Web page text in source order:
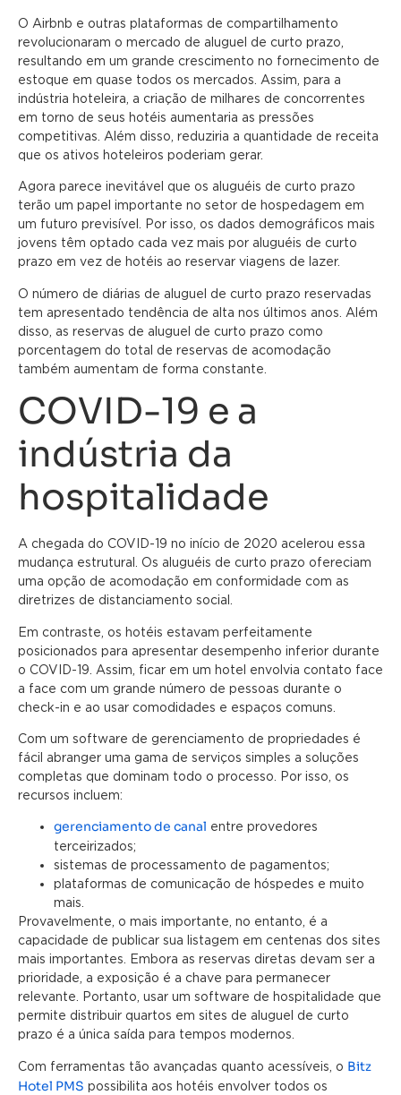
O Airbnb e outras plataformas de compartilhamento
revolucionaram o mercado de aluguel de curto prazo,
resultando em um grande crescimento no fornecimento de
estoque em quase todos os mercados. Assim, para a
indústria hoteleira, a criação de milhares de concorrentes
em torno de seus hotéis aumentaria as pressões
competitivas. Além disso, reduziria a quantidade de receita
que os ativos hoteleiros poderiam gerar.
Agora parece inevitável que os aluguéis de curto prazo
terão um papel importante no setor de hospedagem em
um futuro previsível. Por isso, os dados demográficos mais
jovens têm optado cada vez mais por aluguéis de curto
prazo em vez de hotéis ao reservar viagens de lazer.
O número de diárias de aluguel de curto prazo reservadas
tem apresentado tendência de alta nos últimos anos. Além
disso, as reservas de aluguel de curto prazo como
porcentagem do total de reservas de acomodação
também aumentam de forma constante.
COVID-19 e a
indústria da
hospitalidade
A chegada do COVID-19 no início de 2020 acelerou essa
mudança estrutural. Os aluguéis de curto prazo ofereciam
uma opção de acomodação em conformidade com as
diretrizes de distanciamento social.
Em contraste, os hotéis estavam perfeitamente
posicionados para apresentar desempenho inferior durante
o COVID-19. Assim, ficar em um hotel envolvia contato face
a face com um grande número de pessoas durante o
check-in e ao usar comodidades e espaços comuns.
Com um software de gerenciamento de propriedades é
fácil abranger uma gama de serviços simples a soluções
completas que dominam todo o processo. Por isso, os
recursos incluem:
gerenciamento de canal entre provedores
terceirizados;
sistemas de processamento de pagamentos;
plataformas de comunicação de hóspedes e muito
mais.
Provavelmente, o mais importante, no entanto, é a
capacidade de publicar sua listagem em centenas dos sites
mais importantes. Embora as reservas diretas devam ser a
prioridade, a exposição é a chave para permanecer
relevante. Portanto, usar um software de hospitalidade que
permite distribuir quartos em sites de aluguel de curto
prazo é a única saída para tempos modernos.
Com ferramentas tão avançadas quanto acessíveis, o Bitz
Hotel PMS possibilita aos hotéis envolver todos os